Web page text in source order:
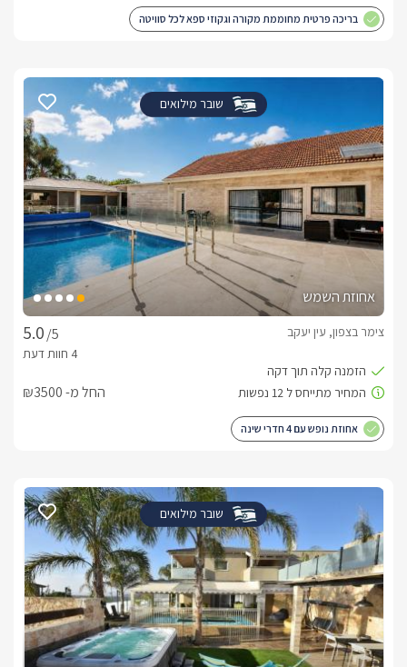
בריכה פרטית מחוממת מקורה וגקוזי ספא לכל סוויטה
שובר מילואים
אחוזת השמש
/5
צימר בצפון, עין יעקב
החל מ- ₪3500
אחוזת נופש עם 4 חדרי שינה
שובר מילואים